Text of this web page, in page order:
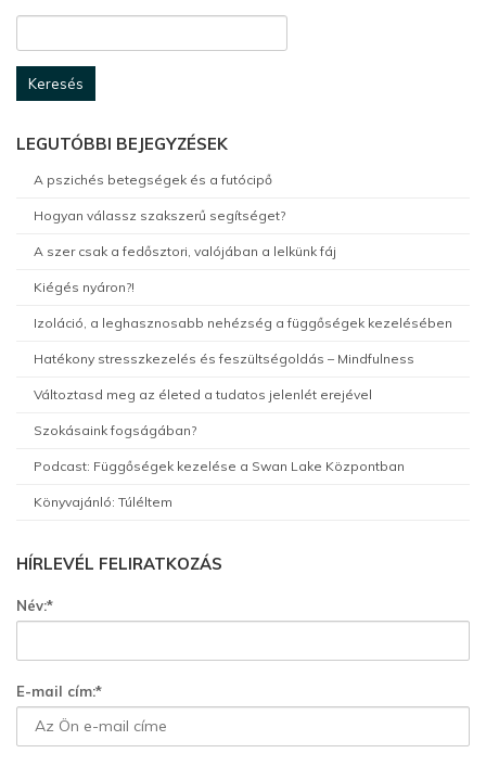
LEGUTÓBBI BEJEGYZÉSEK
A pszichés betegségek és a futócipő
Hogyan válassz szakszerű segítséget?
A szer csak a fedősztori, valójában a lelkünk fáj
Kiégés nyáron?!
Izoláció, a leghasznosabb nehézség a függőségek kezelésében
Hatékony stresszkezelés és feszültségoldás – Mindfulness
Változtasd meg az életed a tudatos jelenlét erejével
Szokásaink fogságában?
Podcast: Függőségek kezelése a Swan Lake Központban
Könyvajánló: Túléltem
HÍRLEVÉL FELIRATKOZÁS
Név:*
E-mail cím:*